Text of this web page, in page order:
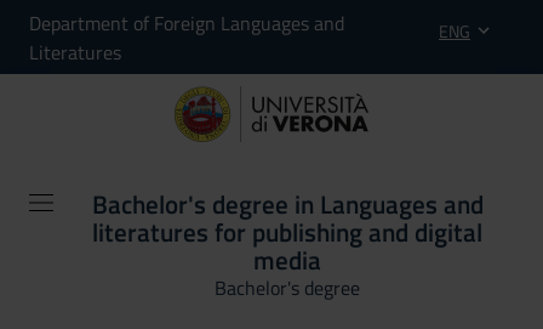
Department of Foreign Languages and
Literatures
ENG
Bachelor's degree in Languages and
literatures for publishing and digital
media
Bachelor's degree